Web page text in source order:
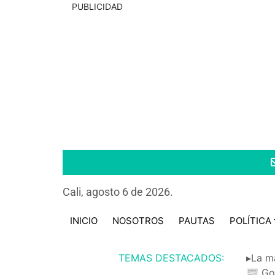
PUBLICIDAD
Cali, agosto 6 de 2026.
INICIO NOSOTROS PAUTAS POLÍTICA
TEMAS DESTACADOS:
▸La
📰